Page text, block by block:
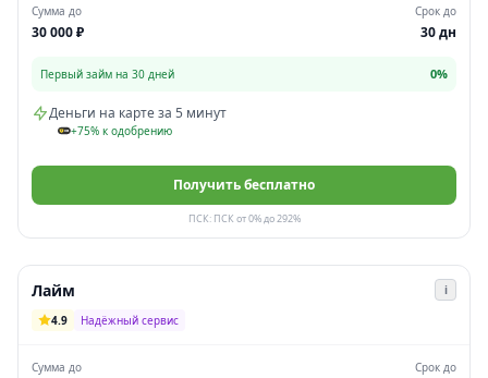
Сумма до
30 000 ₽
Срок до
30 дн
Первый займ на 30 дней 0%
Деньги на карте за 5 минут
+75% к одобрению
Получить бесплатно
ПСК: ПСК от 0% до 292%
Лайм
i
4.9
Надёжный сервис
Сумма до Срок до